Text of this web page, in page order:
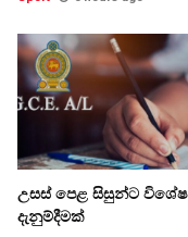
උසස් පෙළ සිසුන්ට විශේෂ
දැනුම්දීමක්